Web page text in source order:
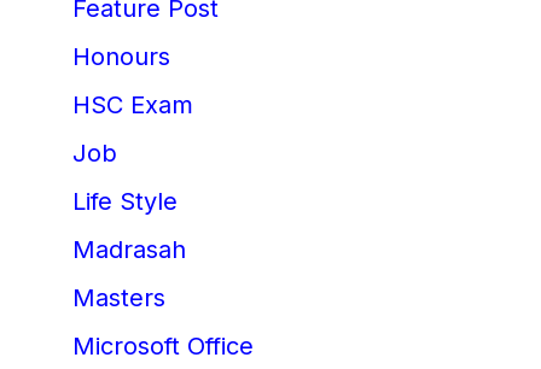
Feature Post
Honours
HSC Exam
Job
Life Style
Madrasah
Masters
Microsoft Office